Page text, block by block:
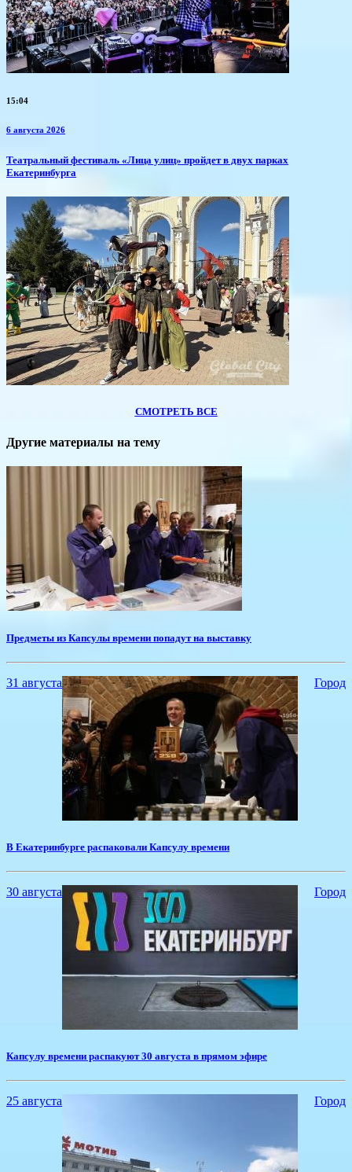
15:04
6 августа 2026
​Театральный фестиваль «Лица улиц» пройдет в двух парках
Екатеринбурга
СМОТРЕТЬ ВСЕ
Другие материалы на тему
Предметы из Капсулы времени попадут на выставку
31 августа Город
В Екатеринбурге распаковали Капсулу времени
30 августа Город
​Капсулу времени распакуют 30 августа в прямом эфире
25 августа Город